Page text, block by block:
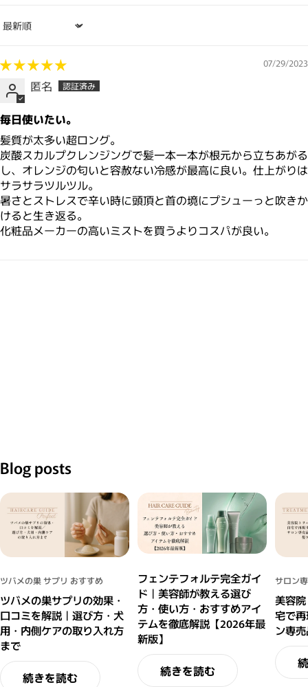
Sort by
07/29/2023
匿名
毎日使いたい。
髪質が太多い超ロング。
炭酸スカルプクレンジングで髪一本一本が根元から立ちあがる
し、オレンジの匂いと容赦ない冷感が最高に良い。仕上がりは
サラサラツルツル。
暑さとストレスで辛い時に頭頂と首の境にプシューっと吹きか
けると生き返る。
化粧品メーカーの高いミストを買うよりコスパが良い。
Blog posts
ツバメの巣 サプリ おすすめ
ツバメの巣サプリの効果・
口コミを解説｜選び方・犬
用・内側ケアの取り入れ方
まで
続きを読む
フェンテフォルテ完全ガイ
ド｜美容師が教える選び
方・使い方・おすすめアイ
テムを徹底解説【2026年最
新版】
続きを読む
サロン
美容
宅で
ン専